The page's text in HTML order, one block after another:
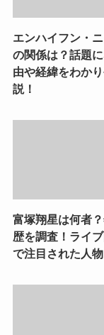
エンハイフン・
の関係は？話題
由や経緯をわか
説！
富塚翔星は何者
歴を調査！ライ
で注目された人